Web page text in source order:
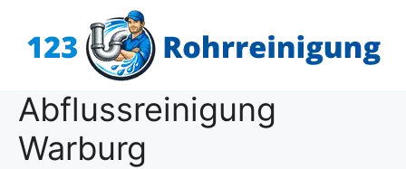
Inhalt
Abflussreinigung
Warburg